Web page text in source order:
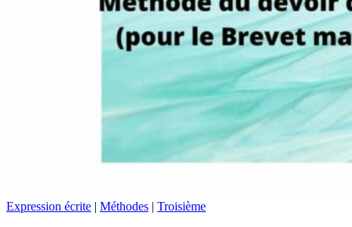
Expression écrite | Méthodes | Troisième